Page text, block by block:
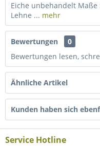
Eiche unbehandelt
Lehne ... mehr
Bewertungen
0
Bewertungen lesen,
Ähnliche Artikel
Kunden haben sich
Service Hotline